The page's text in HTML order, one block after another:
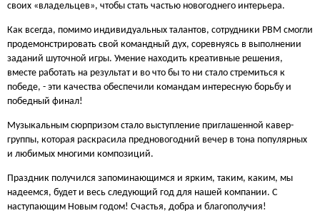
своих «владельцев», чтобы стать частью новогоднего интерьера.
Как всегда, помимо индивидуальных талантов, сотрудники РВМ смогли
продемонстрировать свой командный дух, соревнуясь в выполнении
заданий шуточной игры. Умение находить креативные решения,
вместе работать на результат и во что бы то ни стало стремиться к
победе, - эти качества обеспечили командам интересную борьбу и
победный финал!
Музыкальным сюрпризом стало выступление приглашенной кавер-
группы, которая раскрасила предновогодний вечер в тона популярных
и любимых многими композиций.
Праздник получился запоминающимся и ярким, таким, каким, мы
надеемся, будет и весь следующий год для нашей компании. С
наступающим Новым годом! Счастья, добра и благополучия!